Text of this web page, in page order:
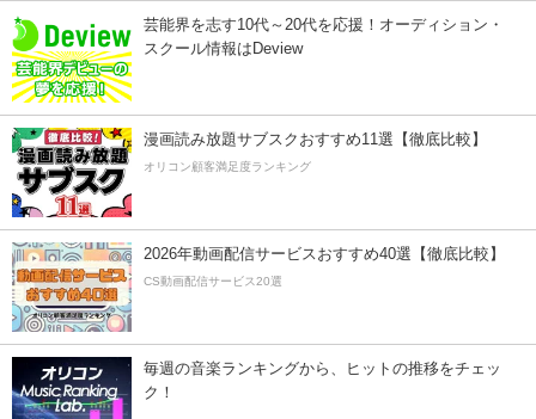
芸能界を志す10代～20代を応援！オーディション・
スクール情報はDeview
漫画読み放題サブスクおすすめ11選【徹底比較】
オリコン顧客満足度ランキング
2026年動画配信サービスおすすめ40選【徹底比較】
CS動画配信サービス20選
毎週の音楽ランキングから、ヒットの推移をチェッ
ク！